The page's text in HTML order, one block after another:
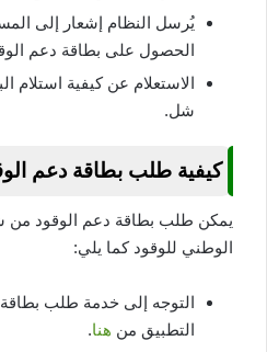
يُرسل النظام إشعار إلى
الحصول على بطاقة دعم
الاستعلام عن كيفية استلام
شل.
كيفية طلب بطاقة دعم
يمكن طلب بطاقة دعم الوقود من
الوطني للوقود كما يلي:
التوجه إلى خدمة طلب
التطبيق من هنا.